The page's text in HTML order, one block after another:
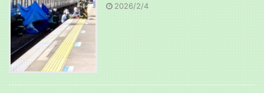
2026/2/4